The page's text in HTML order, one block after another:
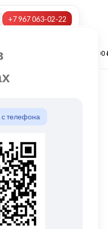
с телефона
+7 967 063-02-22
0,00